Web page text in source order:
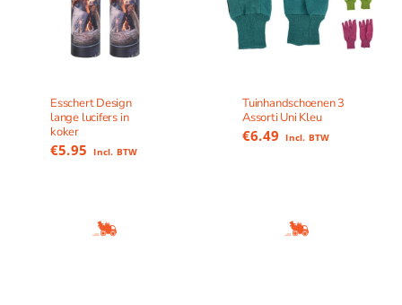
Esschert Design
lange lucifers in
koker
€5.95 Incl. BTW
Tuinhandschoenen 3
Assorti Uni Kleu
€6.49 Incl. BTW